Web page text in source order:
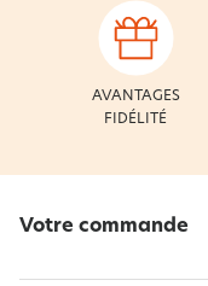
AVANTAGES
FIDÉLITÉ
Votre commande